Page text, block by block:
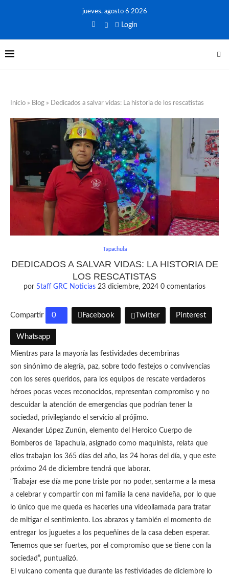
jueves, agosto 6 2026
Login
Inicio » Blog » Dedicados a salvar vidas: La historia de los rescatistas
Tapachula
DEDICADOS A SALVAR VIDAS: LA HISTORIA DE
LOS RESCATISTAS
por Staff GRC Noticias 23 diciembre, 2024 0 comentarios
Compartir 0 Facebook Twitter Pinterest
Whatsapp
Mientras para la mayoría las festividades decembrinas
son sinónimo de alegría, paz, sobre todo festejos o convivencias
con los seres queridos, para los equipos de rescate verdaderos
héroes pocas veces reconocidos, representan compromiso y no
descuidar la atención de emergencias que podrían tener la
sociedad, privilegiando el servicio al prójimo.
Alexander López Zunún, elemento del Heroico Cuerpo de
Bomberos de Tapachula, asignado como maquinista, relata que
ellos trabajan los 365 días del año, las 24 horas del día, y que este
próximo 24 de diciembre tendrá que laborar.
“Trabajar ese día me pone triste por no poder, sentarme a la mesa
a celebrar y compartir con mi familia la cena navideña, por lo que
lo único que me queda es hacerles una videollamada para tratar
de mitigar el sentimiento. Los abrazos y también el momento de
entregar los juguetes a los pequeñines de la casa deben esperar.
Tenemos que ser fuertes, por el compromiso que se tiene con la
sociedad”, puntualizó.
El vulcano comenta que durante las festividades de diciembre lo